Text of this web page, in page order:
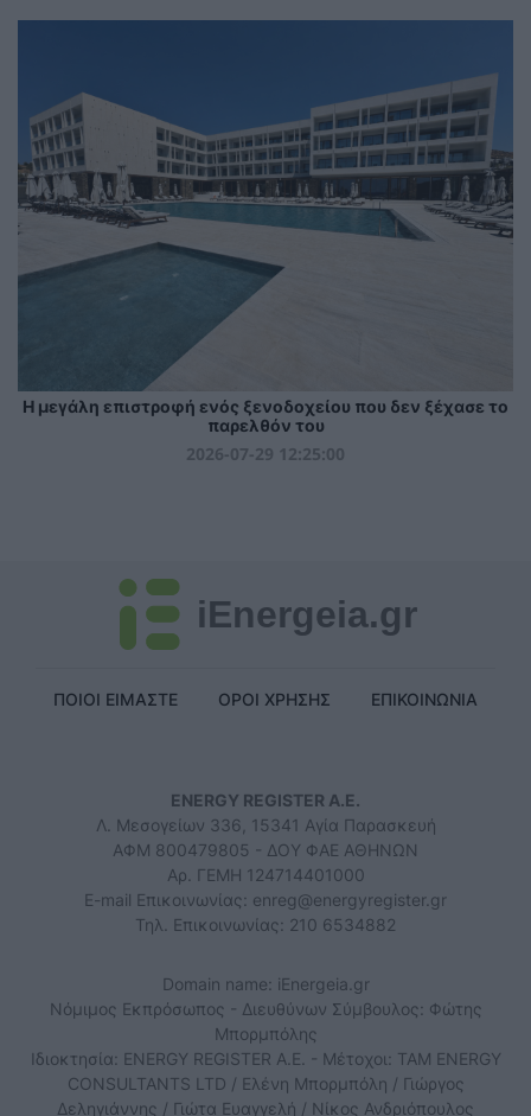
Η μεγάλη επιστροφή ενός ξενοδοχείου που δεν ξέχασε το
παρελθόν του
2026-07-29 12:25:00
iEnergeia.gr
ΠΟΙΟΙ ΕΙΜΑΣΤΕ ΟΡΟΙ ΧΡΗΣΗΣ ΕΠΙΚΟΙΝΩΝΙΑ
ENERGY REGISTER Α.Ε.
Λ. Μεσογείων 336, 15341 Αγία Παρασκευή
ΑΦΜ 800479805 - ΔΟΥ ΦΑΕ ΑΘΗΝΩΝ
Αρ. ΓΕΜΗ 124714401000
E-mail Επικοινωνίας: enreg@energyregister.gr
Τηλ. Επικοινωνίας: 210 6534882
Domain name: iEnergeia.gr
Νόμιμος Εκπρόσωπος - Διευθύνων Σύμβουλος: Φώτης
Μπορμπόλης
Ιδιοκτησία: ENERGY REGISTER Α.Ε. - Μέτοχοι: TAM ENERGY
CONSULTANTS LTD / Ελένη Μπορμπόλη / Γιώργος
Δεληγιάννης / Γιώτα Ευαγγελή / Νίκος Ανδριόπουλος